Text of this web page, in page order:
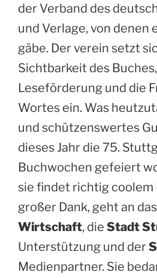
der Verband des
und Verlage, von denen
gäbe. Der verein setzt
Sichtbarkeit des
Leseförderung und die
Wortes ein. Was
und schützenswertes
dieses Jahr die 75.
Buchwochen gefeiert
sie findet richtig coolem
großer Dank, geht an das
Wirtschaft, die Stadt
Unterstützung und der
Medienpartner. Sie